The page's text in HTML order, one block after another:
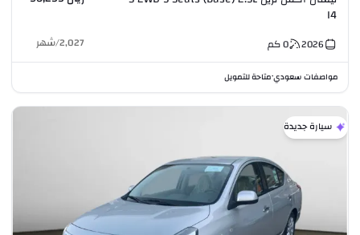
I4
2026
0كم 2,027
/شهر
مواصفات سعودي•متاحة للتمويل
سيارة جديدة